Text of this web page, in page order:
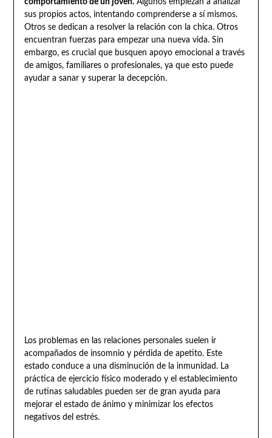
comportamiento de un joven.Algunos empiezan a analizar
sus propios actos, intentando comprenderse a sí mismos.
Otros se dedican a resolver la relación con la chica. Otros
encuentran fuerzas para empezar una nueva vida. Sin
embargo, es crucial que busquen apoyo emocional a través
de amigos, familiares o profesionales, ya que esto puede
ayudar a sanar y superar la decepción.
Los problemas en las relaciones personales suelen ir
acompañados de insomnio y pérdida de apetito. Este
estado conduce a una disminución de la inmunidad. La
práctica de ejercicio físico moderado y el establecimiento
de rutinas saludables pueden ser de gran ayuda para
mejorar el estado de ánimo y minimizar los efectos
negativos del estrés.